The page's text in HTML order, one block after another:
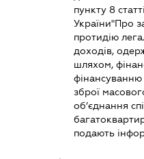
пункту 8
України"Про
протидію
доходів,
шляхом,
зброї
об’єднання
подають